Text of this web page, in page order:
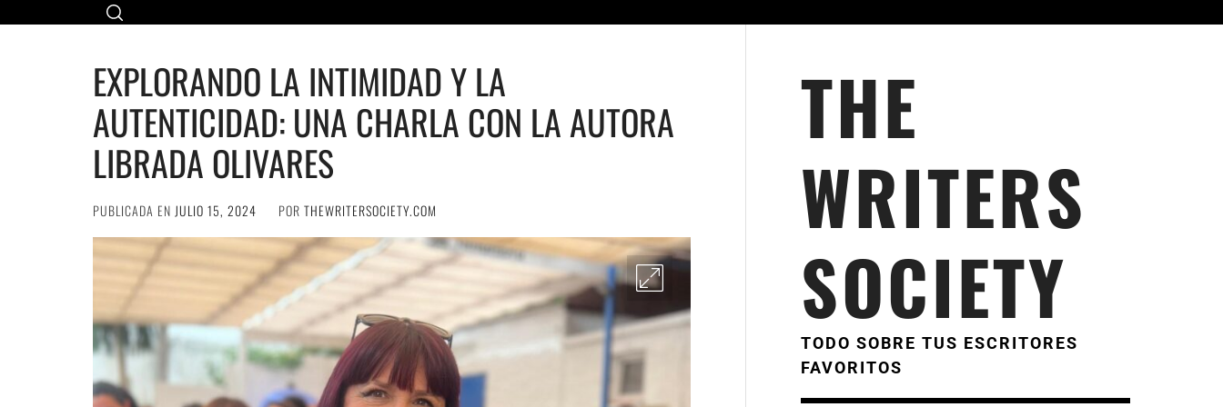
EXPLORANDO LA INTIMIDAD Y LA
AUTENTICIDAD: UNA CHARLA CON LA AUTORA
LIBRADA OLIVARES
PUBLICADA EN JULIO 15, 2024 POR THEWRITERSOCIETY.COM
THE
WRITERS
SOCIETY
TODO SOBRE TUS ESCRITORES
FAVORITOS